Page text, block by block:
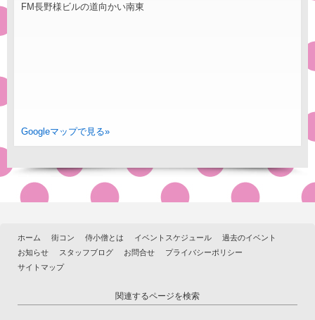
FM長野様ビルの道向かい南東
Googleマップで見る»
ホーム 街コン 侍小僧とは イベントスケジュール
過去のイベント
お知らせ
スタッフブログ お問合せ
プライバシーポリシー
サイトマップ
関連するページを検索